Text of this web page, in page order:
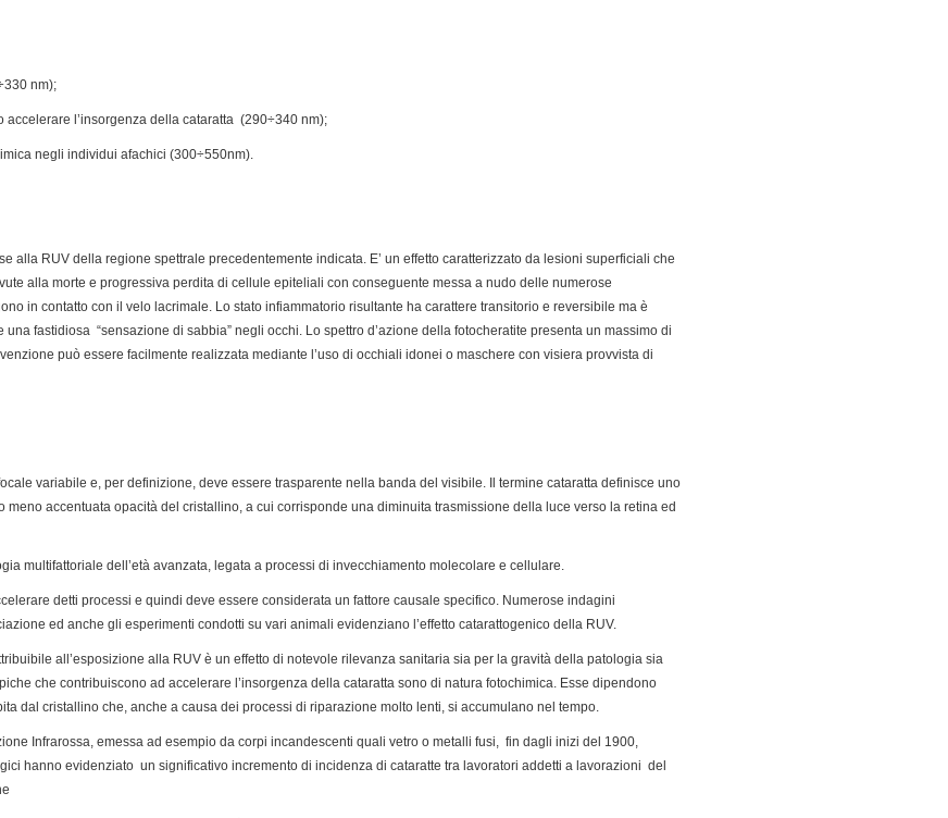
nm);
l’insorgenza della cataratta (290÷340 nm);
negli individui afachici (300÷550nm).
alla RUV della regione spettrale precedentemente indicata. E’ un effetto caratterizzato da lesioni superficiali che
alla morte e progressiva perdita di cellule epiteliali con conseguente messa a nudo delle numerose
in contatto con il velo lacrimale. Lo stato infiammatorio risultante ha carattere transitorio e reversibile ma è
fastidiosa “sensazione di sabbia” negli occhi. Lo spettro d’azione della fotocheratite presenta un massimo di
può essere facilmente realizzata mediante l’uso di occhiali idonei o maschere con visiera provvista di
variabile e, per definizione, deve essere trasparente nella banda del visibile. Il termine cataratta definisce uno
meno accentuata opacità del cristallino, a cui corrisponde una diminuita trasmissione della luce verso la retina ed
multifattoriale dell’età avanzata, legata a processi di invecchiamento molecolare e cellulare.
detti processi e quindi deve essere considerata un fattore causale specifico. Numerose indagini
ed anche gli esperimenti condotti su vari animali evidenziano l’effetto catarattogenico della RUV.
all’esposizione alla RUV è un effetto di notevole rilevanza sanitaria sia per la gravità della patologia sia
che contribuiscono ad accelerare l’insorgenza della cataratta sono di natura fotochimica. Esse dipendono
dal cristallino che, anche a causa dei processi di riparazione molto lenti, si accumulano nel tempo.
Infrarossa, emessa ad esempio da corpi incandescenti quali vetro o metalli fusi, fin dagli inizi del 1900,
hanno evidenziato un significativo incremento di incidenza di cataratte tra lavoratori addetti a lavorazioni del